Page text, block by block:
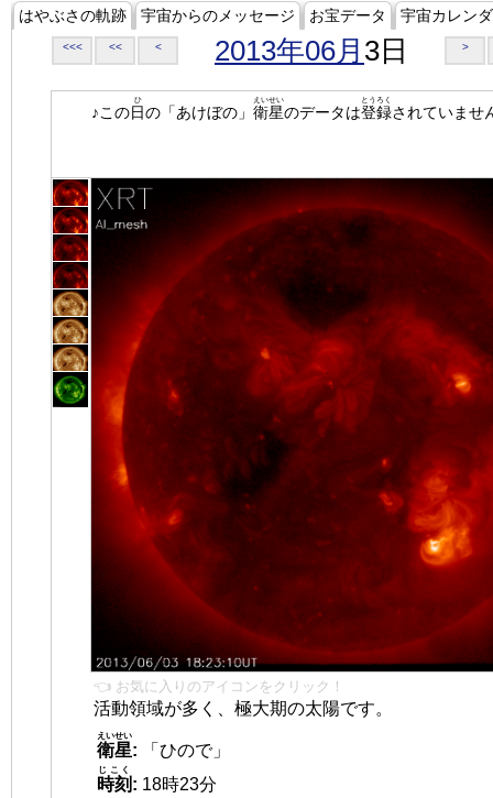
はやぶさの軌跡 宇宙からのメッセージ お宝データ 宇宙カレン
<<< << < 2013年06月 3日 >
♪この日
ひ
の「あけぼの」 衛星
えいせい
のデータは登録
とうろく
されていませ
👈 お気に入りのアイコンをクリック！
活動領域が多く、極大期の太陽です。
衛星
えいせい
:
「ひので」
時刻
じこく
: 18時23分